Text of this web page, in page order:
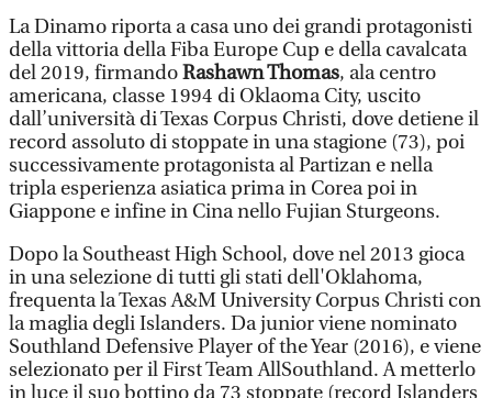
La Dinamo riporta a casa uno dei grandi protagonisti
della vittoria della Fiba Europe Cup e della cavalcata
del 2019, firmandoRashawn Thomas, ala centro
americana, classe 1994 di Oklaoma City, uscito
dall’università di Texas Corpus Christi, dove detiene il
record assoluto di stoppate in una stagione (73), poi
successivamente protagonista al Partizan e nella
tripla esperienza asiatica prima in Corea poi in
Giappone e infine in Cina nello Fujian Sturgeons.
Dopo la Southeast High School, dove nel 2013 gioca
in una selezione di tutti gli stati dell'Oklahoma,
frequenta la Texas A&M University Corpus Christi con
la maglia degli Islanders. Da junior viene nominato
Southland Defensive Player of the Year (2016), e viene
selezionato per il First Team AllSouthland. A metterlo
in luce il suo bottino da 73 stoppate (record Islanders